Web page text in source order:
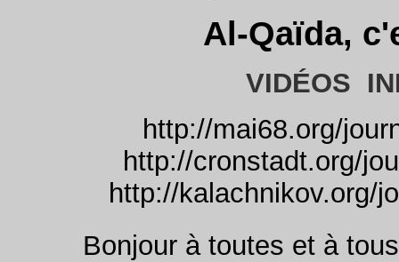
Al-Qaïda,
VIDÉOS
http://mai68.org/
http://cronstadt.org/
http://kalachnikov.org/
Bonjour à toutes et à